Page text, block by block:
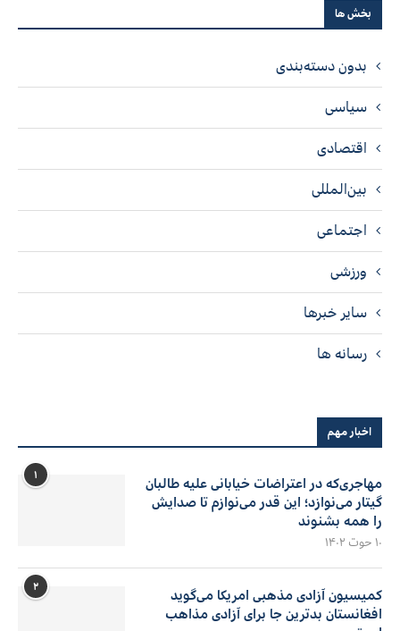
بخش ها
بدون دسته‌بندی
سیاسی
اقتصادی
بین‌المللی
اجتماعی
ورزشی
سایر خبرها
رسانه ها
اخبار مهم
۱
مهاجری‌که در اعتراضات خیابانی علیه طالبان
گیتار می‌نوازد؛ این قدر می‌نوازم تا صدایش
را همه بشنوند
۱۰ حوت ۱۴۰۲
۲
کمیسیون آزادی مذهبی امریکا می‌گوید
افغانستان بدترین جا برای آزادی مذاهب